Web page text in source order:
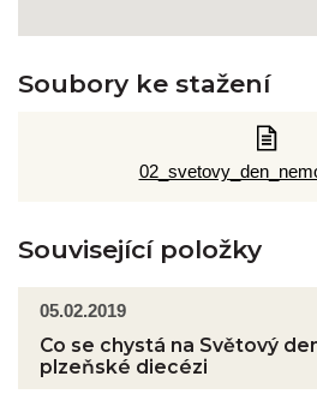
Soubory ke stažení
Související položky
05.02.2019
Co se chystá na Světový
plzeňské diecézi